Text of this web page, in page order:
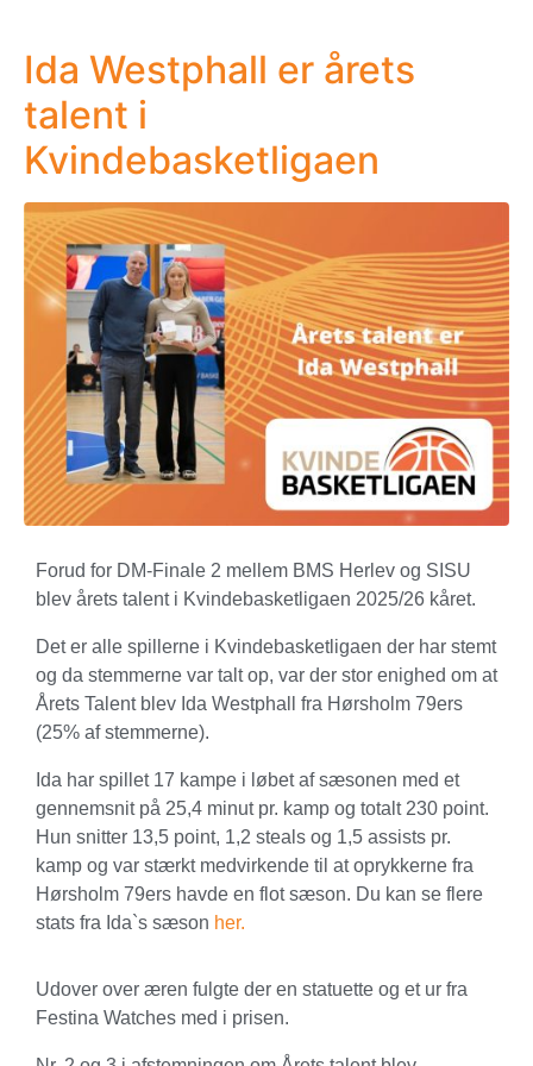
Ida Westphall er årets
talent i
Kvindebasketligaen
Forud for DM-Finale 2 mellem BMS Herlev og SISU
blev årets talent i Kvindebasketligaen 2025/26 kåret.
Det er alle spillerne i Kvindebasketligaen der har stemt
og da stemmerne var talt op, var der stor enighed om at
Årets Talent blev Ida Westphall fra Hørsholm 79ers
(25% af stemmerne).
Ida har spillet 17 kampe i løbet af sæsonen med et
gennemsnit på 25,4 minut pr. kamp og totalt 230 point.
Hun snitter 13,5 point, 1,2 steals og 1,5 assists pr.
kamp og var stærkt medvirkende til at oprykkerne fra
Hørsholm 79ers havde en flot sæson. Du kan se flere
stats fra Ida`s sæson her.
Udover over æren fulgte der en statuette og et ur fra
Festina Watches med i prisen.